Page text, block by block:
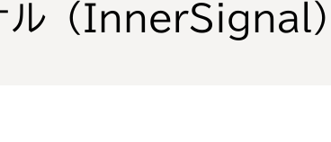
ル（InnerSignal）